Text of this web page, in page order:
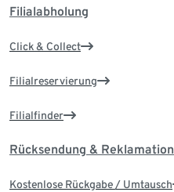
Filialabholung
Click & Collect
Filialreservierung
Filialfinder
Rücksendung & Reklamation
Kostenlose Rückgabe / Umtausch